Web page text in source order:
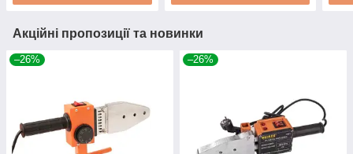
Акційні пропозиції та новинки
–26% –26%